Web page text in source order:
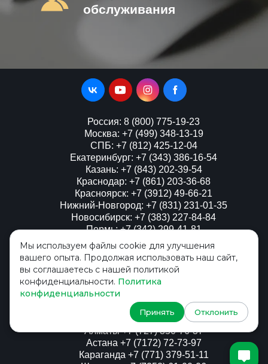
обслуживания
Россия: 8 (800) 775-19-23
Москва: +7 (499) 348-13-19
СПБ: +7 (812) 425-12-04
Екатеринбург: +7 (343) 386-16-54
Казань: +7 (843) 202-39-54
Краснодар: +7 (861) 203-36-68
Красноярск: +7 (3912) 49-66-21
Нижний-Новгород: +7 (831) 231-01-35
Новосибирск: +7 (383) 227-84-84
Пермь: +7 (342) 299-41-81
Ростов-на-Дону: +7 (8633) 03-34-56
Самара: +7 (846) 229-55-37
Украина
Киев: + 380 (44) 393-58-63
Казахстан
Алматы +7 (727) 350-76-37
Астана +7 (7172) 72-73-97
Караганда +7 (771) 379-51-11
Мы используем файлы cookie для улучшения
вашего опыта. Продолжая использовать наш сайт,
вы соглашаетесь с нашей политикой
конфиденциальности. Политика
конфиденциальности
Принять Отклонить